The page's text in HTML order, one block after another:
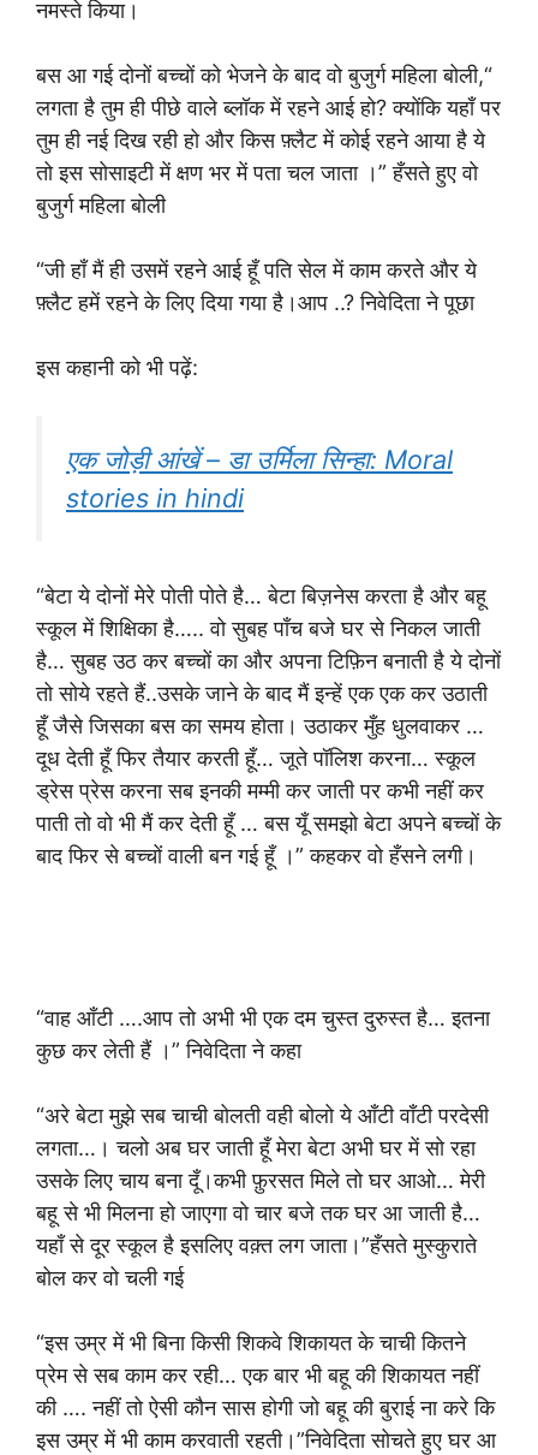
नमस्ते किया।
बस आ गई दोनों बच्चों को भेजने के बाद वो बुजुर्ग महिला बोली,“
लगता है तुम ही पीछे वाले ब्लॉक में रहने आई हो? क्योंकि यहाँ पर
तुम ही नई दिख रही हो और किस फ़्लैट में कोई रहने आया है ये
तो इस सोसाइटी में क्षण भर में पता चल जाता ।” हँसते हुए वो
बुजुर्ग महिला बोली
“जी हाँ मैं ही उसमें रहने आई हूँ पति सेल में काम करते और ये
फ़्लैट हमें रहने के लिए दिया गया है।आप ..? निवेदिता ने पूछा
इस कहानी को भी पढ़ें:
एक जोड़ी आंखें – डा उर्मिला सिन्हा: Moral
stories in hindi
“बेटा ये दोनों मेरे पोती पोते है… बेटा बिज़नेस करता है और बहू
स्कूल में शिक्षिका है….. वो सुबह पाँच बजे घर से निकल जाती
है… सुबह उठ कर बच्चों का और अपना टिफ़िन बनाती है ये दोनों
तो सोये रहते हैं..उसके जाने के बाद मैं इन्हें एक एक कर उठाती
हूँ जैसे जिसका बस का समय होता। उठाकर मुँह धुलवाकर …
दूध देती हूँ फिर तैयार करती हूँ… जूते पॉलिश करना… स्कूल
ड्रेस प्रेस करना सब इनकी मम्मी कर जाती पर कभी नहीं कर
पाती तो वो भी मैं कर देती हूँ … बस यूँ समझो बेटा अपने बच्चों के
बाद फिर से बच्चों वाली बन गई हूँ ।” कहकर वो हँसने लगी।
“वाह आँटी ….आप तो अभी भी एक दम चुस्त दुरुस्त है… इतना
कुछ कर लेती हैं ।” निवेदिता ने कहा
“अरे बेटा मुझे सब चाची बोलती वही बोलो ये आँटी वाँटी परदेसी
लगता…। चलो अब घर जाती हूँ मेरा बेटा अभी घर में सो रहा
उसके लिए चाय बना दूँ।कभी फ़ुरसत मिले तो घर आओ… मेरी
बहू से भी मिलना हो जाएगा वो चार बजे तक घर आ जाती है…
यहाँ से दूर स्कूल है इसलिए वक़्त लग जाता।”हँसते मुस्कुराते
बोल कर वो चली गई
“इस उम्र में भी बिना किसी शिकवे शिकायत के चाची कितने
प्रेम से सब काम कर रही… एक बार भी बहू की शिकायत नहीं
की …. नहीं तो ऐसी कौन सास होगी जो बहू की बुराई ना करे कि
इस उम्र में भी काम करवाती रहती।”निवेदिता सोचते हुए घर आ